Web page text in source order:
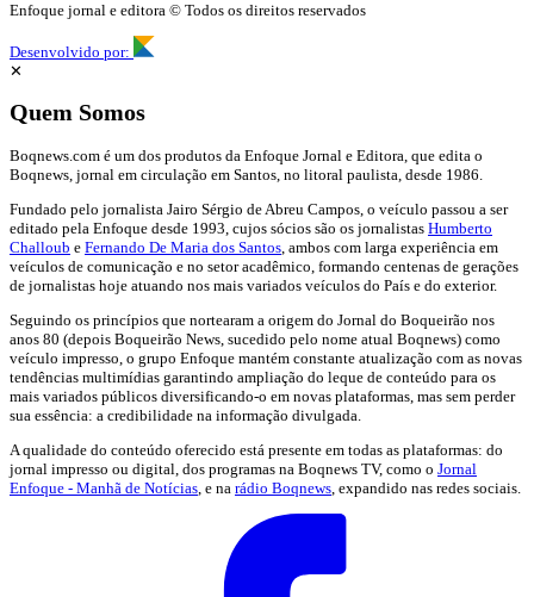
Enfoque jornal e editora © Todos os direitos reservados
Desenvolvido por:
✕
Quem Somos
Boqnews.com é um dos produtos da Enfoque Jornal e Editora, que edita o
Boqnews, jornal em circulação em Santos, no litoral paulista, desde 1986.
Fundado pelo jornalista Jairo Sérgio de Abreu Campos, o veículo passou a ser
editado pela Enfoque desde 1993, cujos sócios são os jornalistas Humberto
Challoub e Fernando De Maria dos Santos , ambos com larga experiência em
veículos de comunicação e no setor acadêmico, formando centenas de gerações
de jornalistas hoje atuando nos mais variados veículos do País e do exterior.
Seguindo os princípios que nortearam a origem do Jornal do Boqueirão nos
anos 80 (depois Boqueirão News, sucedido pelo nome atual Boqnews) como
veículo impresso, o grupo Enfoque mantém constante atualização com as novas
tendências multimídias garantindo ampliação do leque de conteúdo para os
mais variados públicos diversificando-o em novas plataformas, mas sem perder
sua essência: a credibilidade na informação divulgada.
A qualidade do conteúdo oferecido está presente em todas as plataformas: do
jornal impresso ou digital, dos programas na Boqnews TV, como o Jornal
Enfoque - Manhã de Notícias , e na rádio Boqnews , expandido nas redes sociais.